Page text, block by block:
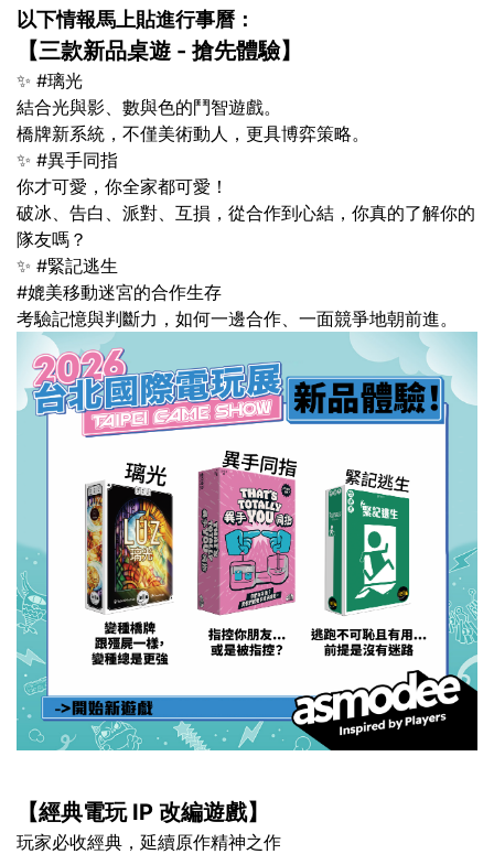
以下情報馬上貼進行事曆：
【三款新品桌遊 - 搶先體驗】
✨ #璃光
結合光與影、數與色的鬥智遊戲。
橋牌新系統，不僅美術動人，更具博弈策略。
✨ #異手同指
你才可愛，你全家都可愛！
破冰、告白、派對、互損，從合作到心結，你真的了解你的
隊友嗎？
✨ #緊記逃生
#媲美移動迷宮的合作生存
考驗記憶與判斷力，如何一邊合作、一面競爭地朝前進。
【經典電玩 IP 改編遊戲】
玩家必收經典，延續原作精神之作